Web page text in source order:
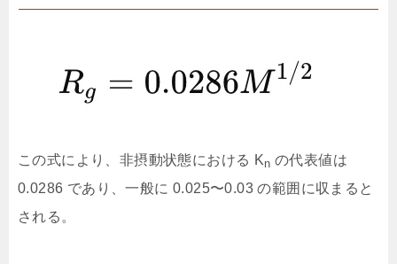
この式により、非摂動状態における Kn ​ の代表値は
0.0286 であり、一般に 0.025〜0.03 の範囲に収まると
される。